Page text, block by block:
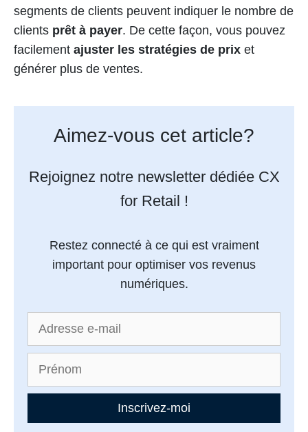
segments de clients peuvent indiquer le nombre de
clients prêt à payer. De cette façon, vous pouvez
facilement ajuster les stratégies de prix et
générer plus de ventes.
Aimez-vous cet article?
Rejoignez notre newsletter dédiée CX
for Retail !
Restez connecté à ce qui est vraiment
important pour optimiser vos revenus
numériques.
Inscrivez-moi